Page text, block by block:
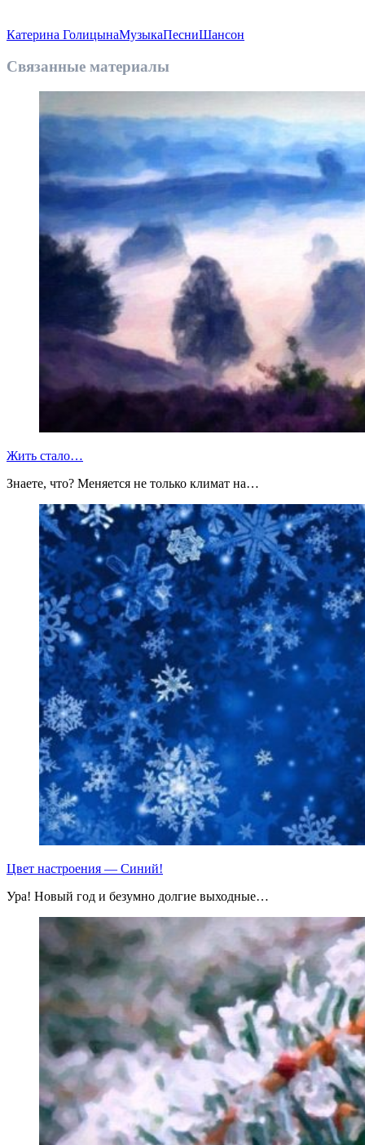
Катерина ГолицынаМузыкаПесниШансон
Связанные материалы
Жить стало…
Знаете, что? Меняется не только климат на…
Цвет настроения — Синий!
Ура! Новый год и безумно долгие выходные…